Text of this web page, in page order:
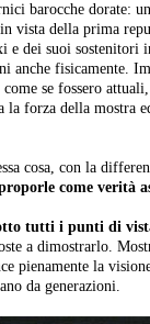
barocche dorate:
vista della prima
dei suoi sostenitori
anche fisicamente.
se fossero
forza della mostra
cosa, con la
come verità
tutti i punti di
a dimostrarlo.
pienamente la
da generazioni.